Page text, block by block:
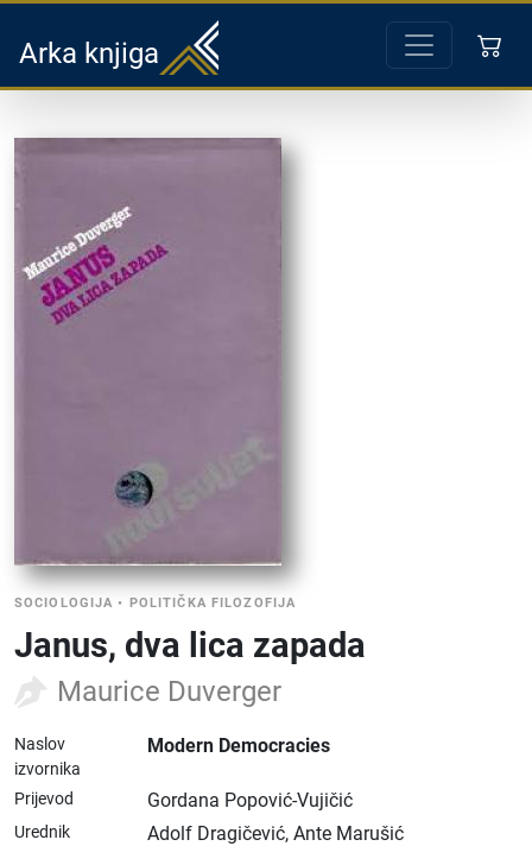
Arka knjiga
SOCIOLOGIJA • POLITIČKA FILOZOFIJA
Janus, dva lica zapada
Maurice Duverger
Naslov
izvornika
Modern Democracies
Prijevod Gordana Popović-Vujičić
Urednik Adolf Dragičević, Ante Marušić